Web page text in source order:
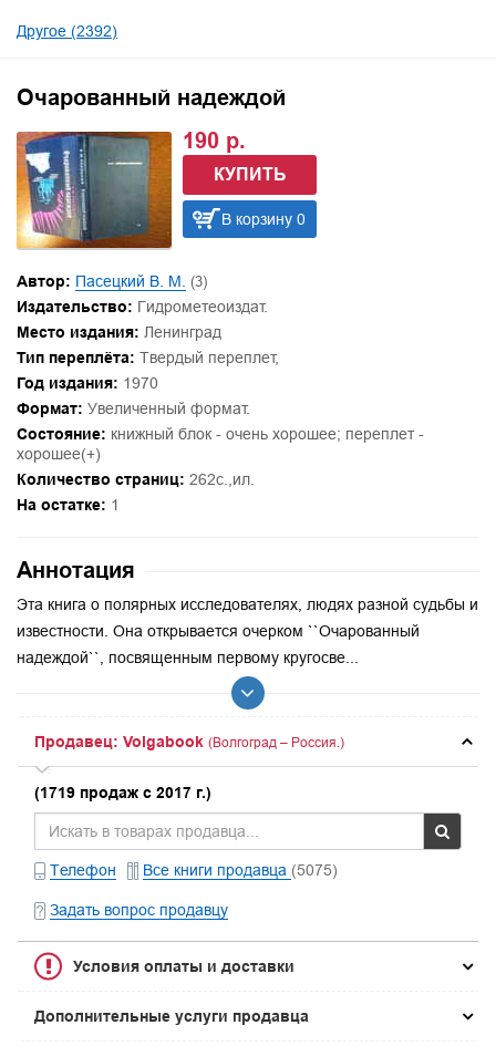
Другое (2392)
Очарованный надеждой
190 р.
КУПИТЬ
В корзину 0
Автор: Пасецкий В. М. (3)
Издательство: Гидрометеоиздат.
Место издания: Ленинград
Тип переплёта: Твердый переплет,
Год издания: 1970
Формат: Увеличенный формат.
Состояние: книжный блок - очень хорошее; переплет -
хорошее(+)
Количество страниц: 262с.,ил.
На остатке: 1
Аннотация
Эта книга о полярных исследователях, людях разной судьбы и
известности. Она открывается очерком ``Очарованный
надеждой``, посвященным первому кругосве...
Продавец: Volgabook (Волгоград – Россия.)
(1719 продаж с 2017 г.)
Телефон Все книги продавца (5075)
Задать вопрос продавцу
Условия оплаты и доставки
Дополнительные услуги продавца